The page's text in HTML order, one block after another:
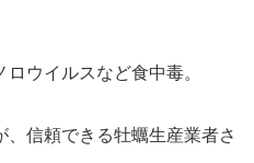
ウイルスなど食中毒。
信頼できる牡蠣生産業者さ